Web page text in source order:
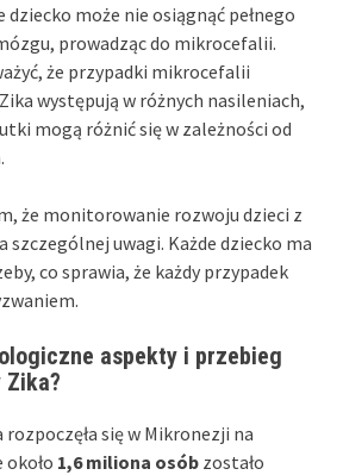
dziecko może nie osiągnąć pełnego
prowadząc do mikrocefalii.
że przypadki mikrocefalii
występują w różnych nasileniach,
mogą różnić się w zależności od
że monitorowanie rozwoju dzieci z
uwagi. Każde dziecko ma
co sprawia, że każdy przypadek
aspekty i przebieg
Zika?
się w Mikronezji na
około 1,6 miliona osób zostało